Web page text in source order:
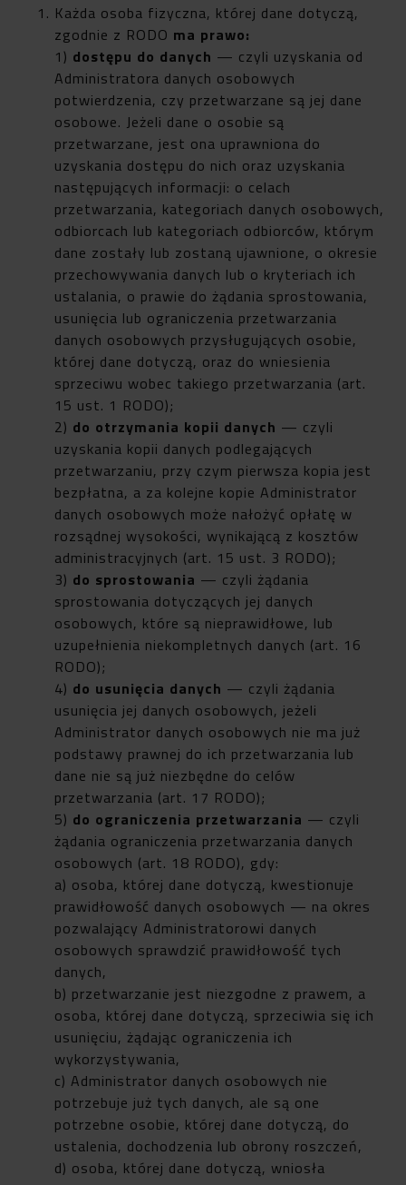
Każda osoba fizyczna, której dane dotyczą,
zgodnie z RODO ma prawo:
1) dostępu do danych — czyli uzyskania od
Administratora danych osobowych
potwierdzenia, czy przetwarzane są jej dane
osobowe. Jeżeli dane o osobie są
przetwarzane, jest ona uprawniona do
uzyskania dostępu do nich oraz uzyskania
następujących informacji: o celach
przetwarzania, kategoriach danych osobowych,
odbiorcach lub kategoriach odbiorców, którym
dane zostały lub zostaną ujawnione, o okresie
przechowywania danych lub o kryteriach ich
ustalania, o prawie do żądania sprostowania,
usunięcia lub ograniczenia przetwarzania
danych osobowych przysługujących osobie,
której dane dotyczą, oraz do wniesienia
sprzeciwu wobec takiego przetwarzania (art.
15 ust. 1 RODO);
2) do otrzymania kopii danych — czyli
uzyskania kopii danych podlegających
przetwarzaniu, przy czym pierwsza kopia jest
bezpłatna, a za kolejne kopie Administrator
danych osobowych może nałożyć opłatę w
rozsądnej wysokości, wynikającą z kosztów
administracyjnych (art. 15 ust. 3 RODO);
3) do sprostowania — czyli żądania
sprostowania dotyczących jej danych
osobowych, które są nieprawidłowe, lub
uzupełnienia niekompletnych danych (art. 16
RODO);
4) do usunięcia danych — czyli żądania
usunięcia jej danych osobowych, jeżeli
Administrator danych osobowych nie ma już
podstawy prawnej do ich przetwarzania lub
dane nie są już niezbędne do celów
przetwarzania (art. 17 RODO);
5) do ograniczenia przetwarzania — czyli
żądania ograniczenia przetwarzania danych
osobowych (art. 18 RODO), gdy:
a) osoba, której dane dotyczą, kwestionuje
prawidłowość danych osobowych — na okres
pozwalający Administratorowi danych
osobowych sprawdzić prawidłowość tych
danych,
b) przetwarzanie jest niezgodne z prawem, a
osoba, której dane dotyczą, sprzeciwia się ich
usunięciu, żądając ograniczenia ich
wykorzystywania,
c) Administrator danych osobowych nie
potrzebuje już tych danych, ale są one
potrzebne osobie, której dane dotyczą, do
ustalenia, dochodzenia lub obrony roszczeń,
d) osoba, której dane dotyczą, wniosła